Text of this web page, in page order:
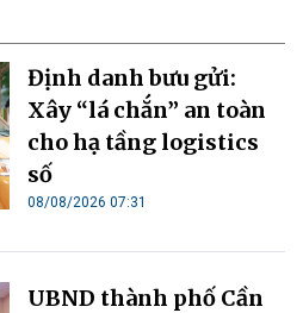
Định danh bưu gửi:
Xây “lá chắn” an toàn
cho hạ tầng logistics
số
08/08/2026 07:31
UBND thành phố Cần